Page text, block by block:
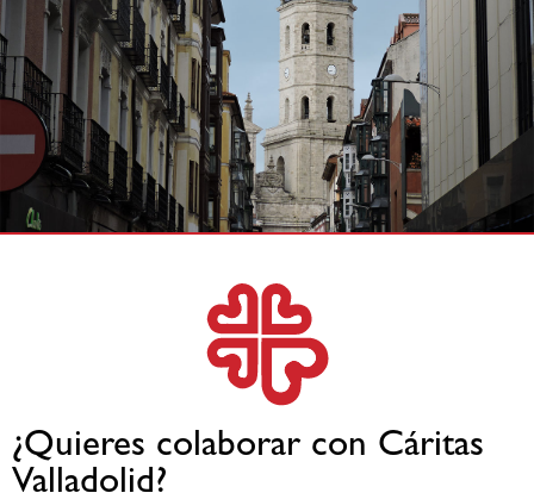
¿Quieres colaborar con Cáritas
Valladolid?